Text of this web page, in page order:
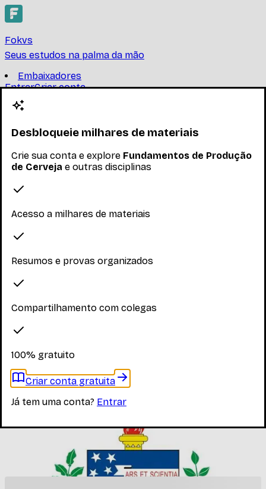
Fokvs
Seus estudos na palma da mão
Embaixadores
EntrarCriar conta
Criar conta
Fundamentos de Produção
de Cerveja
UNIVERSIDADE FEDERAL DE SANTA CATARINA
cervejas. Conceitos básicos de matérias-primas.
Ler mais
Nenhum inscrito ainda
Materiais
disciplina
Entrar
Materiais relacionados
Outros materiais que podem te interessar enquanto não
há materiais específicos desta disciplina
Desbloqueie milhares de materiais
Crie sua conta e explore Fundamentos de Produção
de Cerveja e outras disciplinas
Acesso a milhares de materiais
Resumos e provas organizados
Compartilhamento com colegas
100% gratuito
Criar conta gratuita
Já tem uma conta? Entrar